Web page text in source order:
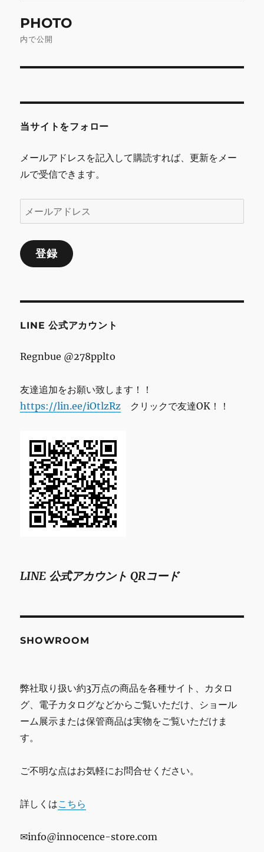
稿
ゲ
ー
シ
ョ
ン
PHOTO
内で公開
当サイトをフォロー
メールアドレスを記入して購読すれば、更新をメー
ルで受信できます。
ー
ル
ア
ス
登録
LINE 公式アカウント
Regnbue @278pplto
友達追加をお願い致します！！
https://lin.ee/iOtlzRz クリックで友達OK！！
LINE 公式アカウント QRコード
SHOWROOM
弊社取り扱い約3万点の商品を各種サイト、カタロ
グ、電子カタログなどからご覧いただけ、ショール
ーム展示または保管商品は実物をご覧いただけま
す。
ご不明な点はお気軽にお問合せください。
詳しくはこちら
✉info@innocence-store.com